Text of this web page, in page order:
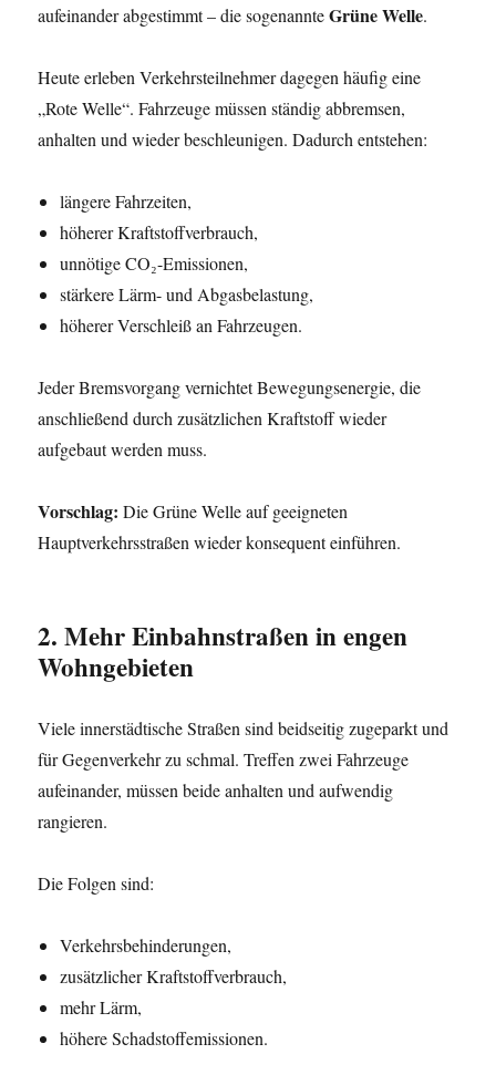
aufeinander abgestimmt – die sogenannteGrüne Welle.
Heute erleben Verkehrsteilnehmer dagegen häufig eine
„Rote Welle“. Fahrzeuge müssen ständig abbremsen,
anhalten und wieder beschleunigen. Dadurch entstehen:
längere Fahrzeiten,
höherer Kraftstoffverbrauch,
unnötige CO₂-Emissionen,
stärkere Lärm- und Abgasbelastung,
höherer Verschleiß an Fahrzeugen.
Jeder Bremsvorgang vernichtet Bewegungsenergie, die
anschließend durch zusätzlichen Kraftstoff wieder
aufgebaut werden muss.
Vorschlag: Die Grüne Welle auf geeigneten
Hauptverkehrsstraßen wieder konsequent einführen.
2. Mehr Einbahnstraßen in engen
Wohngebieten
Viele innerstädtische Straßen sind beidseitig zugeparkt und
für Gegenverkehr zu schmal. Treffen zwei Fahrzeuge
aufeinander, müssen beide anhalten und aufwendig
rangieren.
Die Folgen sind:
Verkehrsbehinderungen,
zusätzlicher Kraftstoffverbrauch,
mehr Lärm,
höhere Schadstoffemissionen.